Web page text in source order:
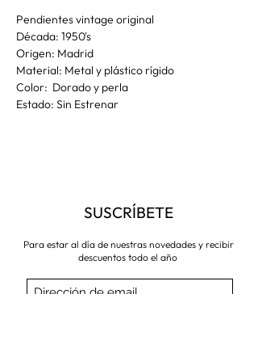
Pendientes vintage original
Década: 1950's
Origen: Madrid
Material: Metal y plástico rígido
Color: Dorado y perla
Estado: Sin Estrenar
SUSCRÍBETE
Para estar al día de nuestras novedades y recibir
descuentos todo el año